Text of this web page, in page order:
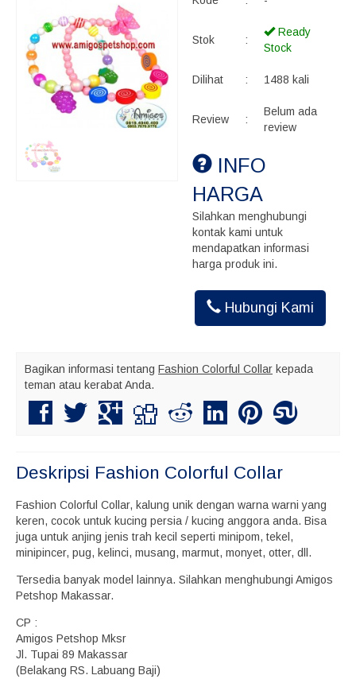
Stok :
Ready
Stock
Dilihat : 1488 kali
Review :
Belum ada
review
INFO
HARGA
Silahkan menghubungi
kontak kami untuk
mendapatkan informasi
harga produk ini.
Hubungi Kami
Bagikan informasi tentang Fashion Colorful Collar kepada
teman atau kerabat Anda.
Deskripsi Fashion Colorful Collar
Fashion Colorful Collar, kalung unik dengan warna warni yang
keren, cocok untuk kucing persia / kucing anggora anda. Bisa
juga untuk anjing jenis trah kecil seperti minipom, tekel,
minipincer, pug, kelinci, musang, marmut, monyet, otter, dll.
Tersedia banyak model lainnya. Silahkan menghubungi Amigos
Petshop Makassar.
CP :
Amigos Petshop Mksr
Jl. Tupai 89 Makassar
(Belakang RS. Labuang Baji)